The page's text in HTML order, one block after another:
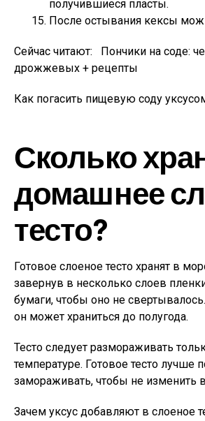
получившиеся пласты.
После остывания кексы
Сейчас читают:
Пончики на соде:
дрожжевых + рецепты
Как погасить пищевую соду
Сколько
домашнее
тесто?
Готовое слоеное тесто хранят в
завернув в несколько слоев
бумаги, чтобы оно не
он может храниться до полугода.
Тесто следует размораживать
температуре. Готовое тесто лучше
замораживать, чтобы не изменить
Зачем уксус добавляют в слоеное